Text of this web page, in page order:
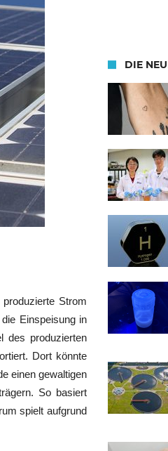
Strom
Einspeisung in
des produzierten
Dort könnte
einen gewaltigen
So basiert
spielt aufgrund
DIE